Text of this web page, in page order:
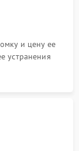
и цену ее
устранения